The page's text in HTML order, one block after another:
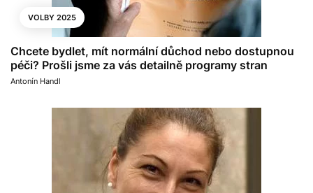
VOLBY 2025
Chcete bydlet, mít normální důchod nebo dostupnou
péči? Prošli jsme za vás detailně programy stran
Antonín Handl